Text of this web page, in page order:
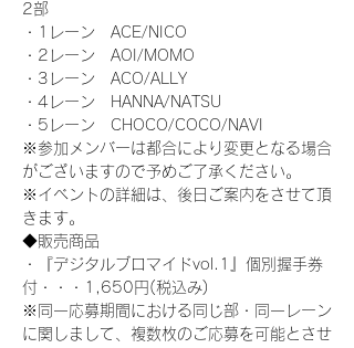
2部
・1レーン　ACE/NICO
・2レーン　AOI/MOMO
・3レーン　ACO/ALLY
・4レーン　HANNA/NATSU
・5レーン　CHOCO/COCO/NAVI
※参加メンバーは都合により変更となる場合
がございますので予めご了承ください。
※イベントの詳細は、後日ご案内をさせて頂
きます。
◆販売商品
・『デジタルブロマイドvol.1』個別握手券
付・・・1,650円(税込み)
※同一応募期間における同じ部・同一レーン
に関しまして、複数枚のご応募を可能とさせ